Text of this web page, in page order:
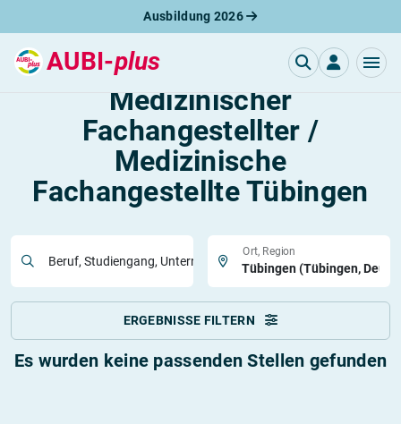
Ausbildung 2026
AUBI-plus
Freie Ausbildungsplätze
Medizinischer
Fachangestellter /
Medizinische
Fachangestellte Tübingen
Beruf, Studiengang, Unternehmen
Ort, Region
ERGEBNISSE FILTERN
Es wurden keine passenden Stellen gefunden